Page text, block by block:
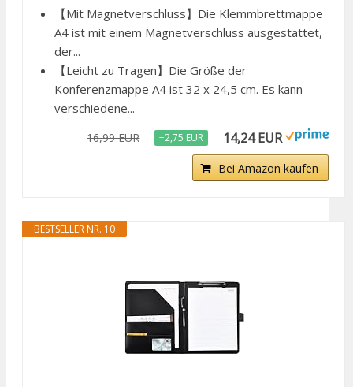
【Mit Magnetverschluss】Die Klemmbrettmappe
A4 ist mit einem Magnetverschluss ausgestattet,
der...
【Leicht zu Tragen】Die Größe der
Konferenzmappe A4 ist 32 x 24,5 cm. Es kann
verschiedene...
16,99 EUR −2,75 EUR 14,24 EUR
Bei Amazon kaufen
BESTSELLER NR. 10